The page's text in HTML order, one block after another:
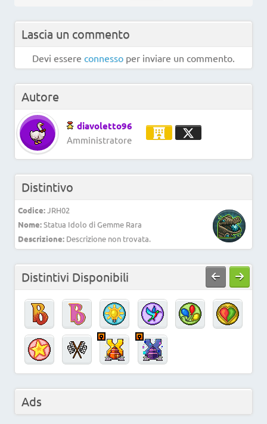
Lascia un commento
Devi essere connesso per inviare un commento.
Autore
diavoletto96
Amministratore
Distintivo
Codice:JRH02
Nome:Statua Idolo di Gemme Rara
Descrizione: Descrizione non trovata.
Distintivi Disponibili
Ads